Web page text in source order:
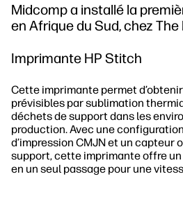
Midcomp a installé la
en Afrique du Sud, chez
Imprimante HP Stitch
Cette imprimante permet
prévisibles par sublimation
déchets de support dans les
production. Avec une
d’impression CMJN et un capteur
support, cette imprimante offre
en un seul passage pour une